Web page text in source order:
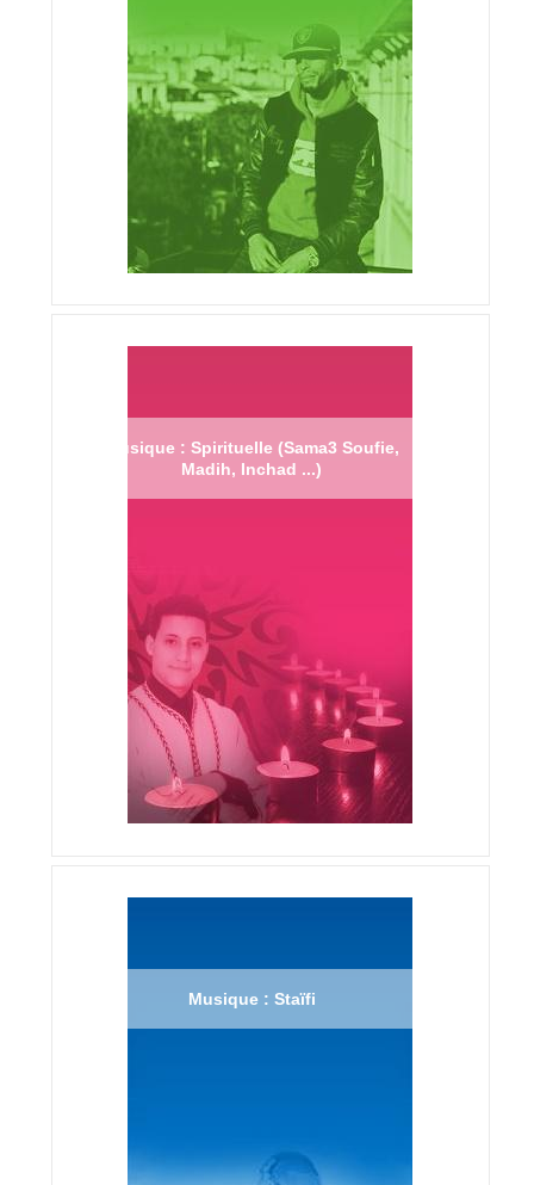
Musique : Spirituelle (Sama3 Soufie,
Madih, Inchad ...)
Musique : Staïfi